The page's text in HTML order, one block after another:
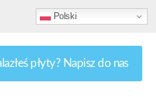
Polski
płyty? Napisz do nas